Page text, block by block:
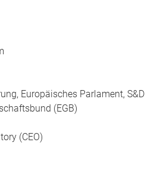
Europäisches Parlament, S&D
(EGB)
(CEO)